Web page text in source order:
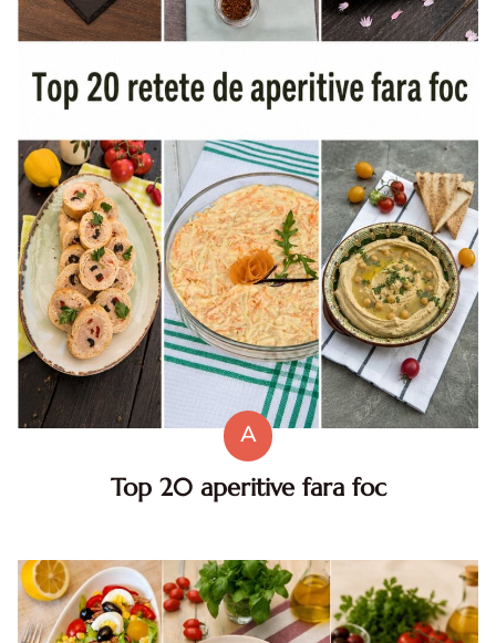
A
Top 20 aperitive fara foc